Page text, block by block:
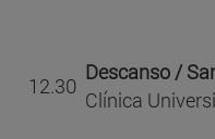
12.30
Descanso /
Clínica